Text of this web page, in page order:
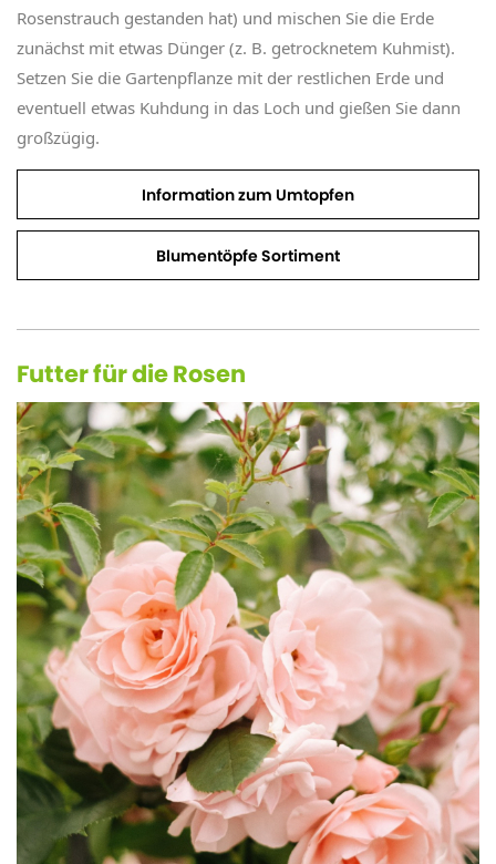
Rosenstrauch gestanden hat) und mischen Sie die Erde
zunächst mit etwas Dünger (z. B. getrocknetem Kuhmist).
Setzen Sie die Gartenpflanze mit der restlichen Erde und
eventuell etwas Kuhdung in das Loch und gießen Sie dann
großzügig.
Information zum Umtopfen
Blumentöpfe Sortiment
Futter für die Rosen